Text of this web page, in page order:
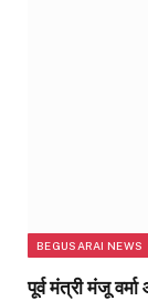
BEGUSARAI NEWS
पूर्व मंत्री मंजू